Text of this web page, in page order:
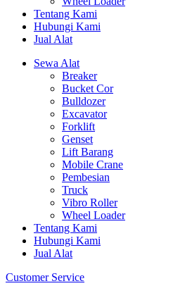
Tentang Kami
Hubungi Kami
Jual Alat
Sewa Alat
Breaker
Bucket Cor
Bulldozer
Excavator
Forklift
Genset
Lift Barang
Mobile Crane
Pembesian
Truck
Vibro Roller
Wheel Loader
Tentang Kami
Hubungi Kami
Jual Alat
Customer Service